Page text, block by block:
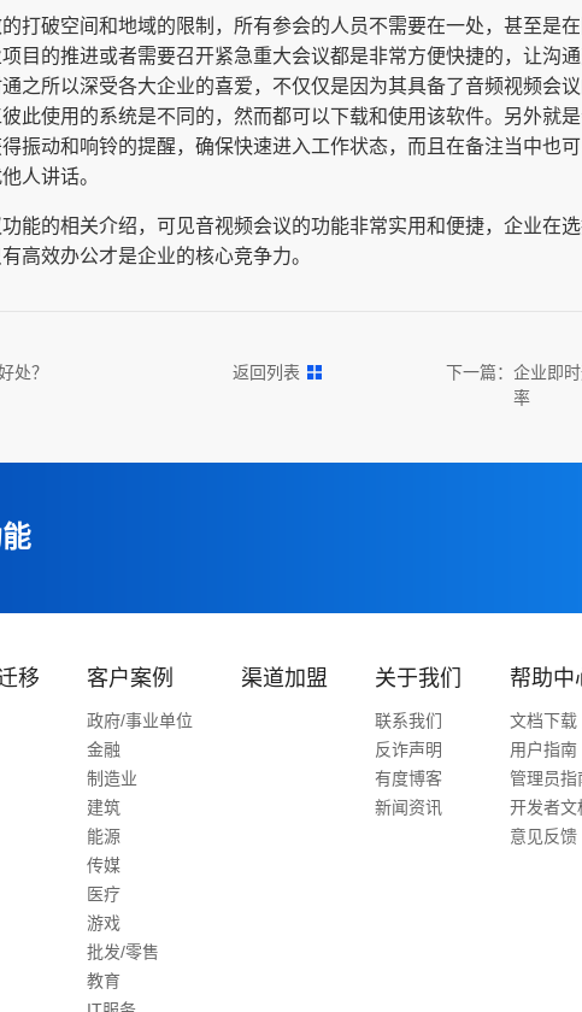
打破空间和地域的限制，所有参会的人员不需要在一处，甚至是
目的推进或者需要召开紧急重大会议都是非常方便快捷的，让沟
之所以深受各大企业的喜爱，不仅仅是因为其具备了音频视频会
此使用的系统是不同的，然而都可以下载和使用该软件。另外就
振动和响铃的提醒，确保快速进入工作状态，而且在备注当中也
人讲话。
能的相关介绍，可见音视频会议的功能非常实用和便捷，企业在
高效办公才是企业的核心竞争力。
处？ 返回列表 下一篇： 企业即
率
移 客户案例
政府/事业单位
金融
制造业
建筑
能源
传媒
医疗
游戏
批发/零售
教育
渠道加盟 关于我们
联系我们
反诈声明
有度博客
新闻资讯
帮助中
文档下载
用户指南
管理员指
开发者文
意见反馈